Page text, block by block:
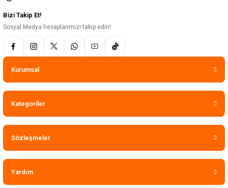
Bizi Takip Et!
Sosyal Medya hesaplarımızı takip edin!
Kurumsal
Kategoriler
Sözleşmeler
Yardım